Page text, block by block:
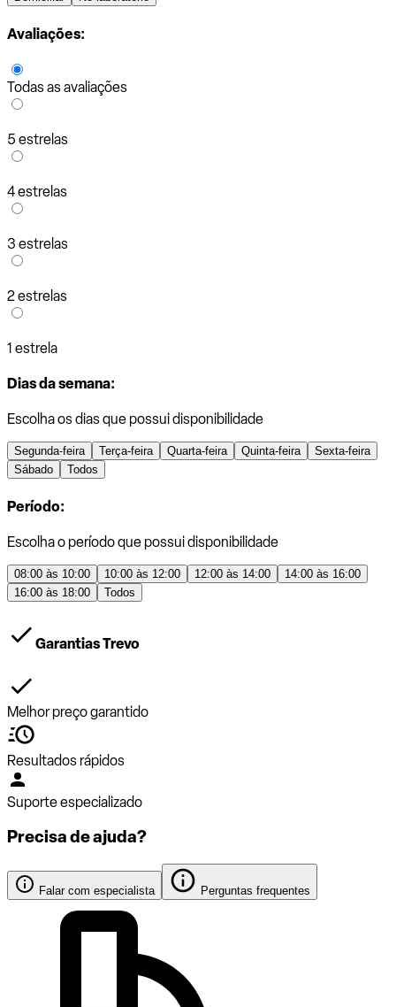
Avaliações:
Todas as avaliações
5 estrelas
4 estrelas
3 estrelas
2 estrelas
1 estrela
Dias da semana:
Escolha os dias que possui disponibilidade
Segunda-feira Terça-feira Quarta-feira Quinta-feira
Sexta-feira
Sábado
Todos
Período:
Escolha o período que possui disponibilidade
08:00 às 10:00 10:00 às 12:00 12:00 às 14:00
14:00 às 16:00
16:00 às 18:00
Todos
Garantias Trevo
Melhor preço garantido
Resultados rápidos
Suporte especializado
Precisa de ajuda?
Falar com especialista Perguntas frequentes